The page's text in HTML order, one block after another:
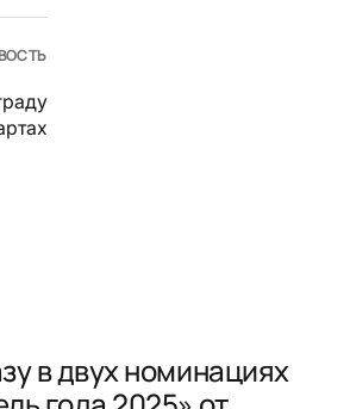
в двух номинациях